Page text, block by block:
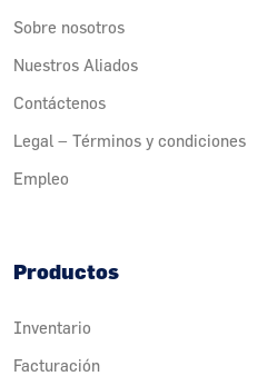
Sobre nosotros
Nuestros Aliados
Contáctenos
Legal – Términos y condiciones
Empleo
Productos
Inventario
Facturación